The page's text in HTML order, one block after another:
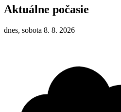
Aktuálne počasie
dnes, sobota 8. 8. 2026